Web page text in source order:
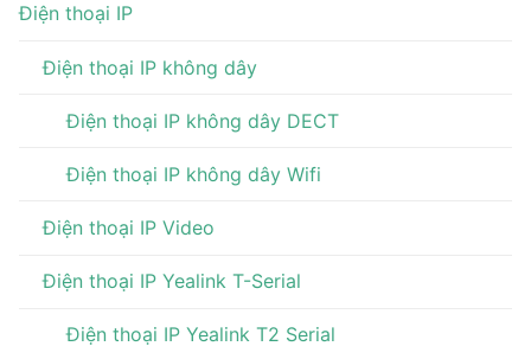
Điện thoại IP
Điện thoại IP không dây
Điện thoại IP không dây DECT
Điện thoại IP không dây Wifi
Điện thoại IP Video
Điện thoại IP Yealink T-Serial
Điện thoại IP Yealink T2 Serial